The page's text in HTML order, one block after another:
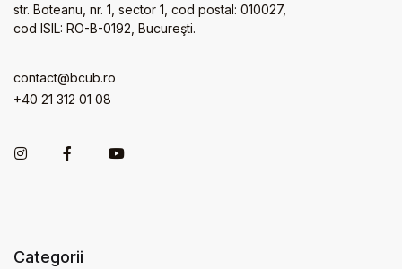
str. Boteanu, nr. 1, sector 1, cod postal: 010027,
cod ISIL: RO-B-0192, Bucureşti.
contact@bcub.ro
+40 21 312 01 08
Categorii